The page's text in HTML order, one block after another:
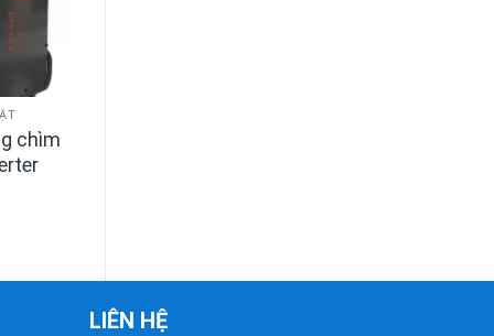
chìm
LIÊN HỆ